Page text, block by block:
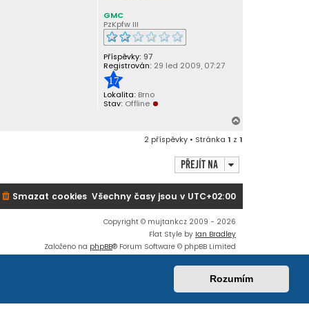
Rozumím
GMC
PzKpfw III
Příspěvky: 97
Registrován: 29 led 2009, 07:27
17
Lokalita: Brno
Stav: Offline
u
2 příspěvky • Stránka 1 z 1
Přejít na
Všechny časy jsou v UTC+02:00
Smazat cookies
Copyright © mujtank.cz 2009 - 2026
Flat Style by Ian Bradley
Založeno na phpBB® Forum Software © phpBB Limited
Soukromí